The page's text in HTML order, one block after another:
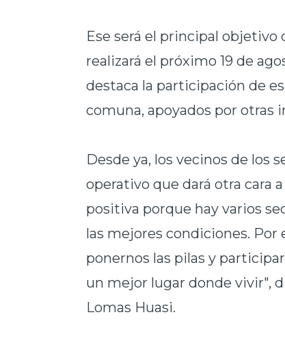
Ese será el principal
realizará el próximo 19 de
destaca la participación de
comuna, apoyados por otras
Desde ya, los vecinos de los
operativo que dará otra cara
positiva porque hay varios
las mejores condiciones.
ponernos las pilas y
un mejor lugar donde vivir",
Lomas Huasi.